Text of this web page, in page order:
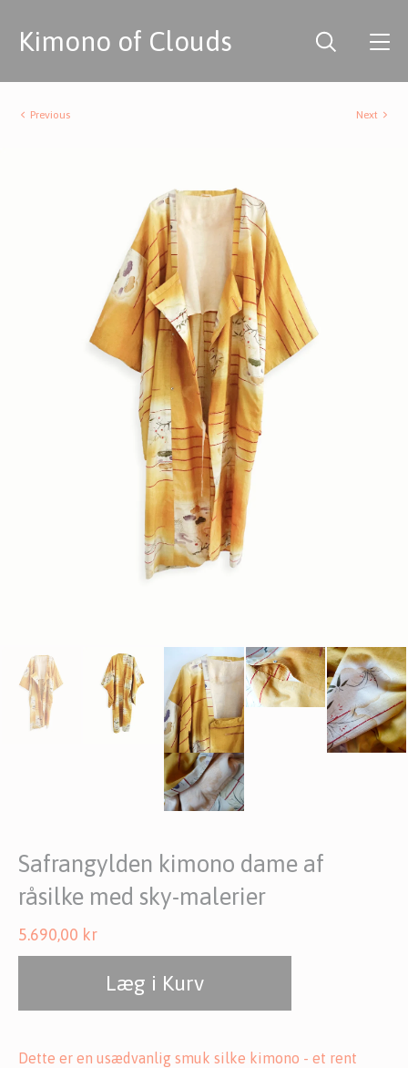
Kimono of Clouds
Previous Next
Safrangylden kimono dame af
råsilke med sky-malerier
5.690,00 kr
Læg i Kurv
Dette er en usædvanlig smuk silke kimono - et rent